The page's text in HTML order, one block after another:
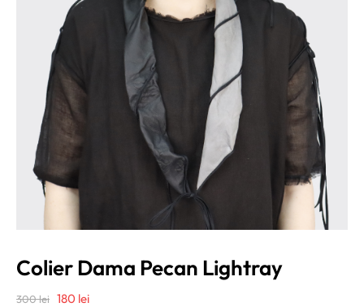
Colier Dama Pecan Lightray
300lei Prețul
180 leiPrețul